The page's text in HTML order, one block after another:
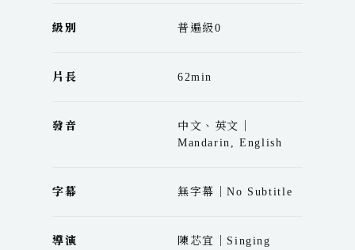
級別 普遍級0
片長 62min
發音
中文、英文｜
Mandarin, English
字幕 無字幕｜No Subtitle
導演
陳芯宜｜Singing